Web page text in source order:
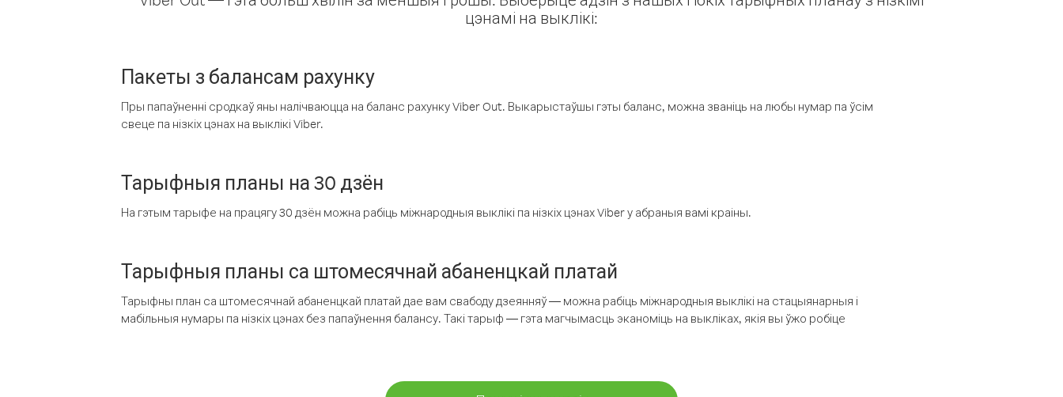
цэнамі на выклікі:
Пакеты з балансам рахунку
Пры папаўненні сродкаў яны налічваюцца на баланс рахунку Viber Out. Выкарыстаўшы гэты баланс, можна званіць на любы нумар па ўсім
свеце па нізкіх цэнах на выклікі Viber.
Тарыфныя планы на 30 дзён
На гэтым тарыфе на працягу 30 дзён можна рабіць міжнародныя выклікі па нізкіх цэнах Viber у абраныя вамі краіны.
Тарыфныя планы са штомесячнай абаненцкай платай
Тарыфны план са штомесячнай абаненцкай платай дае вам свабоду дзеянняў — можна рабіць міжнародныя выклікі на стацыянарныя і
мабільныя нумары па нізкіх цэнах без папаўнення балансу. Такі тарыф — гэта магчымасць эканоміць на выкліках, якія вы ўжо робіце